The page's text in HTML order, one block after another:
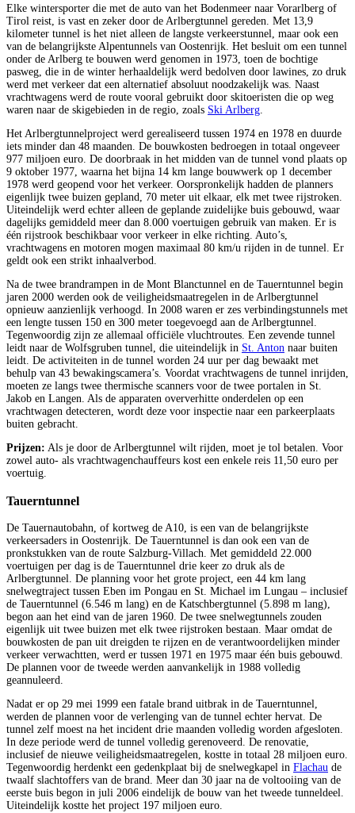
Elke wintersporter die met de auto van het Bodenmeer naar Vorarlberg of
Tirol reist, is vast en zeker door de Arlbergtunnel gereden. Met 13,9
kilometer tunnel is het niet alleen de langste verkeerstunnel, maar ook een
van de belangrijkste Alpentunnels van Oostenrijk. Het besluit om een tunnel
onder de Arlberg te bouwen werd genomen in 1973, toen de bochtige
pasweg, die in de winter herhaaldelijk werd bedolven door lawines, zo druk
werd met verkeer dat een alternatief absoluut noodzakelijk was. Naast
vrachtwagens werd de route vooral gebruikt door skitoeristen die op weg
waren naar de skigebieden in de regio, zoals Ski Arlberg.
Het Arlbergtunnelproject werd gerealiseerd tussen 1974 en 1978 en duurde
iets minder dan 48 maanden. De bouwkosten bedroegen in totaal ongeveer
977 miljoen euro. De doorbraak in het midden van de tunnel vond plaats op
9 oktober 1977, waarna het bijna 14 km lange bouwwerk op 1 december
1978 werd geopend voor het verkeer. Oorspronkelijk hadden de planners
eigenlijk twee buizen gepland, 70 meter uit elkaar, elk met twee rijstroken.
Uiteindelijk werd echter alleen de geplande zuidelijke buis gebouwd, waar
dagelijks gemiddeld meer dan 8.000 voertuigen gebruik van maken. Er is
één rijstrook beschikbaar voor verkeer in elke richting. Auto’s,
vrachtwagens en motoren mogen maximaal 80 km/u rijden in de tunnel. Er
geldt ook een strikt inhaalverbod.
Na de twee brandrampen in de Mont Blanctunnel en de Tauerntunnel begin
jaren 2000 werden ook de veiligheidsmaatregelen in de Arlbergtunnel
opnieuw aanzienlijk verhoogd. In 2008 waren er zes verbindingstunnels met
een lengte tussen 150 en 300 meter toegevoegd aan de Arlbergtunnel.
Tegenwoordig zijn ze allemaal officiële vluchtroutes. Een zevende tunnel
leidt naar de Wolfsgruben tunnel, die uiteindelijk in St. Anton naar buiten
leidt. De activiteiten in de tunnel worden 24 uur per dag bewaakt met
behulp van 43 bewakingscamera’s. Voordat vrachtwagens de tunnel inrijden,
moeten ze langs twee thermische scanners voor de twee portalen in St.
Jakob en Langen. Als de apparaten oververhitte onderdelen op een
vrachtwagen detecteren, wordt deze voor inspectie naar een parkeerplaats
buiten gebracht.
Prijzen: Als je door de Arlbergtunnel wilt rijden, moet je tol betalen. Voor
zowel auto- als vrachtwagenchauffeurs kost een enkele reis 11,50 euro per
voertuig.
Tauerntunnel
De Tauernautobahn, of kortweg de A10, is een van de belangrijkste
verkeersaders in Oostenrijk. De Tauerntunnel is dan ook een van de
pronkstukken van de route Salzburg-Villach. Met gemiddeld 22.000
voertuigen per dag is de Tauerntunnel drie keer zo druk als de
Arlbergtunnel. De planning voor het grote project, een 44 km lang
snelwegtraject tussen Eben im Pongau en St. Michael im Lungau – inclusief
de Tauerntunnel (6.546 m lang) en de Katschbergtunnel (5.898 m lang),
begon aan het eind van de jaren 1960. De twee snelwegtunnels zouden
eigenlijk uit twee buizen met elk twee rijstroken bestaan. Maar omdat de
bouwkosten de pan uit dreigden te rijzen en de verantwoordelijken minder
verkeer verwachtten, werd er tussen 1971 en 1975 maar één buis gebouwd.
De plannen voor de tweede werden aanvankelijk in 1988 volledig
geannuleerd.
Nadat er op 29 mei 1999 een fatale brand uitbrak in de Tauerntunnel,
werden de plannen voor de verlenging van de tunnel echter hervat. De
tunnel zelf moest na het incident drie maanden volledig worden afgesloten.
In deze periode werd de tunnel volledig gerenoveerd. De renovatie,
inclusief de nieuwe veiligheidsmaatregelen, kostte in totaal 28 miljoen euro.
Tegenwoordig herdenkt een gedenkplaat bij de snelwegkapel in Flachau de
twaalf slachtoffers van de brand. Meer dan 30 jaar na de voltooiing van de
eerste buis begon in juli 2006 eindelijk de bouw van het tweede tunneldeel.
Uiteindelijk kostte het project 197 miljoen euro.